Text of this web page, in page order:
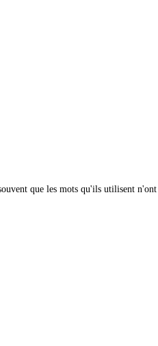
que les mots qu'ils utilisent n'ont